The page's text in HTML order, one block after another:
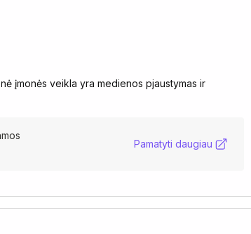
įmonės veikla yra medienos pjaustymas ir
Pamatyti daugiau